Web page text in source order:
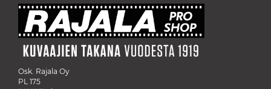
Osk. Rajala Oy
PL 175